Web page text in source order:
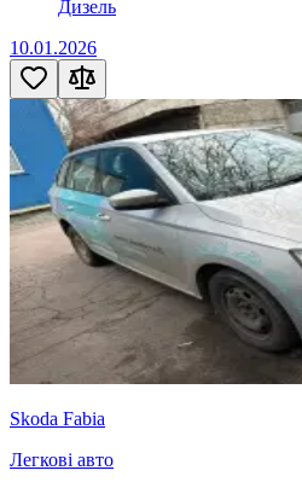
Дизель
10.01.2026
Skoda Fabia
Легкові авто